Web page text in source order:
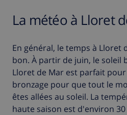
La météo à Lloret
En général, le temps à Lloret
bon. À partir de juin, le soleil
Lloret de Mar est parfait
bronzage pour que tout le
êtes allées au soleil. La
haute saison est d'environ 30